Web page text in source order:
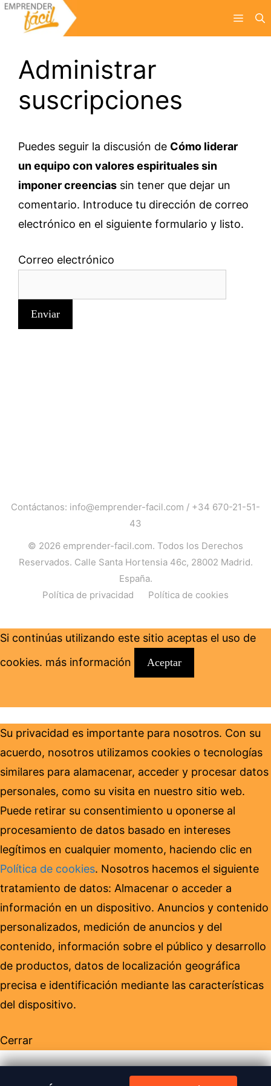
Saltar
Menú
Administrar
suscripciones
Puedes seguir la discusión de Cómo liderar
un equipo con valores espirituales sin
imponer creencias sin tener que dejar un
comentario. Introduce tu dirección de correo
electrónico en el siguiente formulario y listo.
Correo electrónico
Contáctanos: info@emprender-facil.com / +34 670-21-51-
43
© 2026 emprender-facil.com. Todos los Derechos
Reservados. Calle Santa Hortensia 46c, 28002 Madrid.
España.
Política de privacidad
Política de cookies
Si continúas utilizando este sitio aceptas el uso de
cookies. más información Aceptar
Su privacidad es importante para nosotros. Con su
acuerdo, nosotros utilizamos cookies o tecnologías
similares para alamacenar, acceder y procesar datos
personales, como su visita en nuestro sitio web.
Puede retirar su consentimiento u oponerse al
procesamiento de datos basado en intereses
legítimos en cualquier momento, haciendo clic en
Política de cookies. Nosotros hacemos el siguiente
tratamiento de datos: Almacenar o acceder a
información en un dispositivo. Anuncios y contenido
personalizados, medición de anuncios y del
contenido, información sobre el público y desarrollo
de productos, datos de localización geográfica
precisa e identificación mediante las características
del dispositivo.
Cerrar